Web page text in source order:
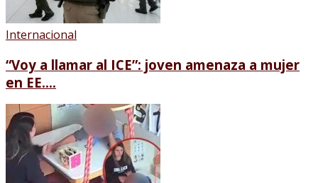
Internacional
“Voy a llamar al ICE”: joven amenaza a mujer
en EE....